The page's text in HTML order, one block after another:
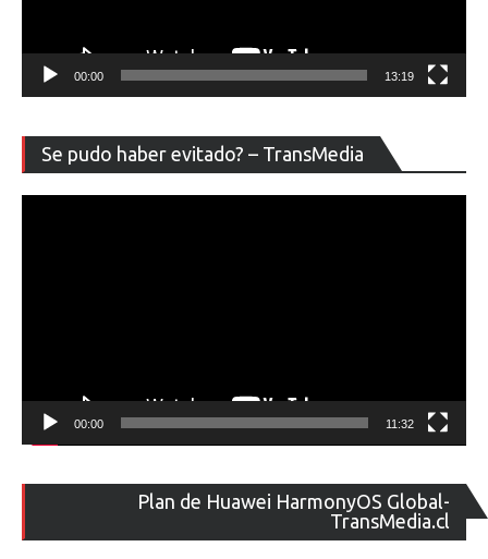
00:00 13:19
Se pudo haber evitado? – TransMedia
de
00:00 11:32
Plan de Huawei HarmonyOS Global-
TransMedia.cl
de